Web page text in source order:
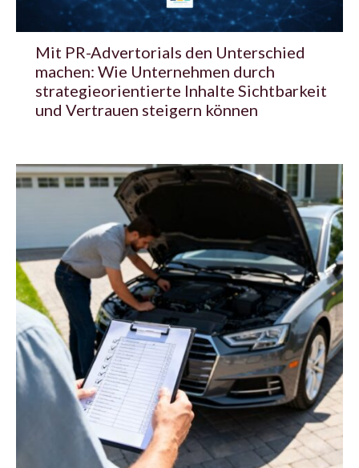
Mit PR-Advertorials den Unterschied
machen: Wie Unternehmen durch
strategieorientierte Inhalte Sichtbarkeit
und Vertrauen steigern können